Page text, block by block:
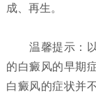
成、再生。
温馨提示：以
的白癜风的早期
白癜风的症状并